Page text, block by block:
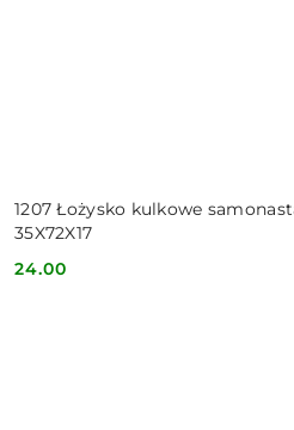
1207 Łożysko kulkowe
35X72X17
Cena:
24.00